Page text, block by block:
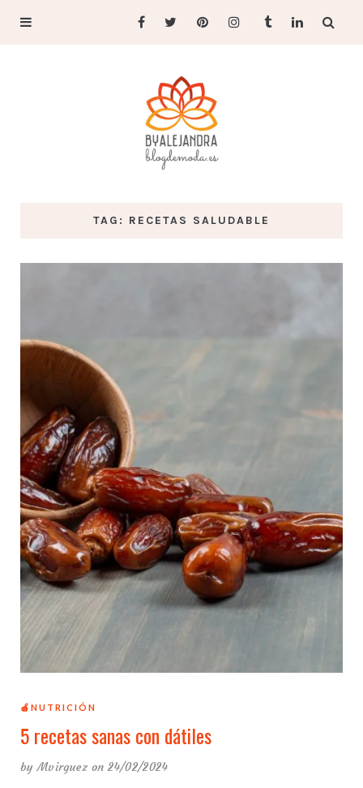
TAG: RECETAS SALUDABLE
🍎NUTRICIÓN
5 recetas sanas con dátiles
byMvirguez on 24/02/2024